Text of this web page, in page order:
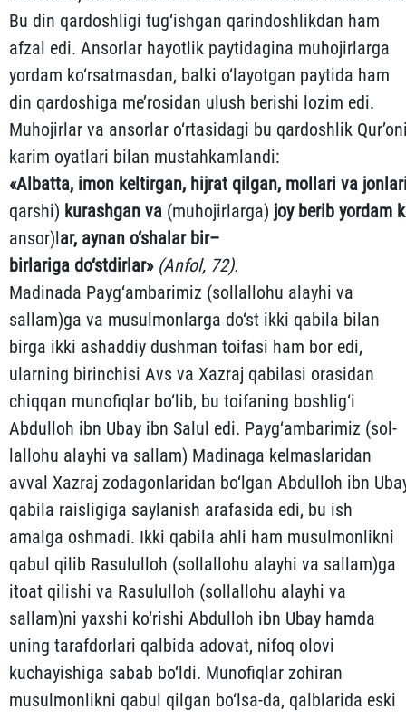
Bu din qardoshligi tug‘ishgan qarindoshlikdan ham
afzal edi. Ansorlar hayotlik paytidagina muhojirlarga
yordam ko‘rsatmasdan, balki o‘layotgan paytida ham
din qardoshiga me’­rosidan ulush berishi lozim edi.
Muhojirlar va ansorlar o‘r­ta­sidagi bu qardoshlik
karim oyatlari bilan mus­tah­kamlandi:
«Albatta, imon keltirgan, hijrat qilgan, mollari va
qarshi) kurashgan va (muhojirlarga) joy berib yordam
ansor)­lar, aynan o‘shalar bir–
birlariga do‘stdirlar» (Anfol, 72).
Madinada Payg‘ambarimiz (sollallohu alayhi va
sallam)ga va musulmonlarga do‘st ikki qabila bilan
birga ikki ashaddiy dush­man toifasi ham bor edi,
ularning birinchisi Avs va Xazraj qa­bi­lasi orasidan
chiqqan munofiqlar bo‘lib, bu toifaning bosh­lig‘i
Abdulloh ibn Ubay ibn Salul edi. Payg‘ambarimiz (sol­
lal­lohu alayhi va sallam) Madinaga kelmaslaridan
avval Xazraj zoda­gonlaridan bo‘lgan Abdulloh ibn
qabila raisligiga sayla­nish arafasida edi, bu ish
amalga oshmadi. Ikki qabila ahli ham musulmonlikni
qabul qilib Rasululloh (sollallohu alayhi va sallam)ga
itoat qilishi va Rasululloh (sollallohu alayhi va
sallam)ni yaxshi ko‘rishi Abdulloh ibn Ubay hamda
uning taraf­dor­lari qalbida adovat, nifoq olovi
kuchayishiga sabab bo‘ldi. Muno­fiq­lar zohiran
musulmonlikni qabul qilgan bo‘lsa-da, qalblarida eski